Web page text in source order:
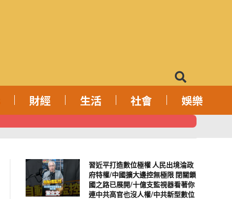
財經 生活 社會 娛樂
習近平打造數位極權 人民出境淪政
府特權/中國擴大邊控無極限 閉關鎖
國之路已展開/十億支監視器看著你
連中共高官也沒人權/中共新型數位